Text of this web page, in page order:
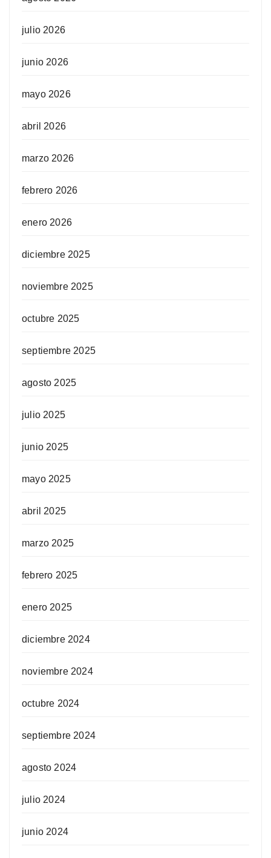
julio 2026
junio 2026
mayo 2026
abril 2026
marzo 2026
febrero 2026
enero 2026
diciembre 2025
noviembre 2025
octubre 2025
septiembre 2025
agosto 2025
julio 2025
junio 2025
mayo 2025
abril 2025
marzo 2025
febrero 2025
enero 2025
diciembre 2024
noviembre 2024
octubre 2024
septiembre 2024
agosto 2024
julio 2024
junio 2024